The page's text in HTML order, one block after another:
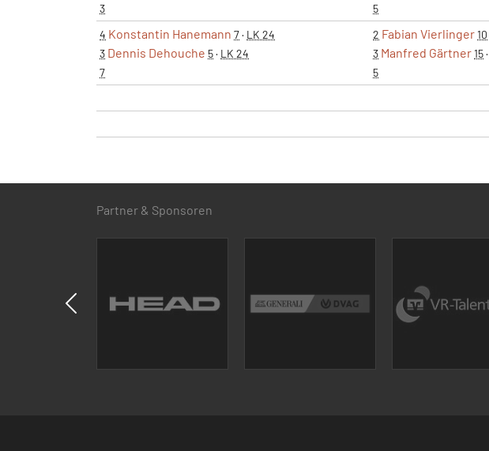
3
5
4 Konstantin Hanemann 7· LK 24
3 Dennis Dehouche 5· LK 24
7
2 Fabian Vierlinger10
3 Manfred Gärtner15·
5
Partner & Sponsoren